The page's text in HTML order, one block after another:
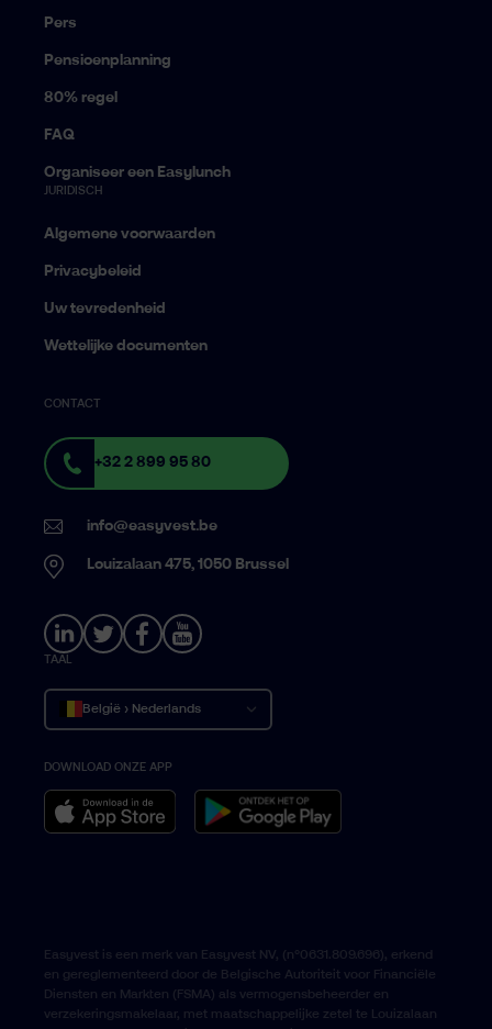
Pers
Pensioenplanning
80% regel
FAQ
Organiseer een Easylunch
JURIDISCH
Algemene voorwaarden
Privacybeleid
Uw tevredenheid
Wettelijke documenten
CONTACT
+32 2 899 95 80
info@easyvest.be
Louizalaan 475, 1050 Brussel
TAAL
België › Nederlands
Belgique › Français
Belgium › English
DOWNLOAD ONZE APP
Easyvest is een merk van Easyvest NV, (n°0631.809.696), erkend
en gereglementeerd door de Belgische Autoriteit voor Financiële
Diensten en Markten (FSMA) als vermogensbeheerder en
verzekeringsmakelaar, met maatschappelijke zetel te Louizalaan